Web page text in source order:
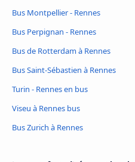
Bus Montpellier - Rennes
Bus Perpignan - Rennes
Bus de Rotterdam à Rennes
Bus Saint-Sébastien à Rennes
Turin - Rennes en bus
Viseu à Rennes bus
Bus Zurich à Rennes